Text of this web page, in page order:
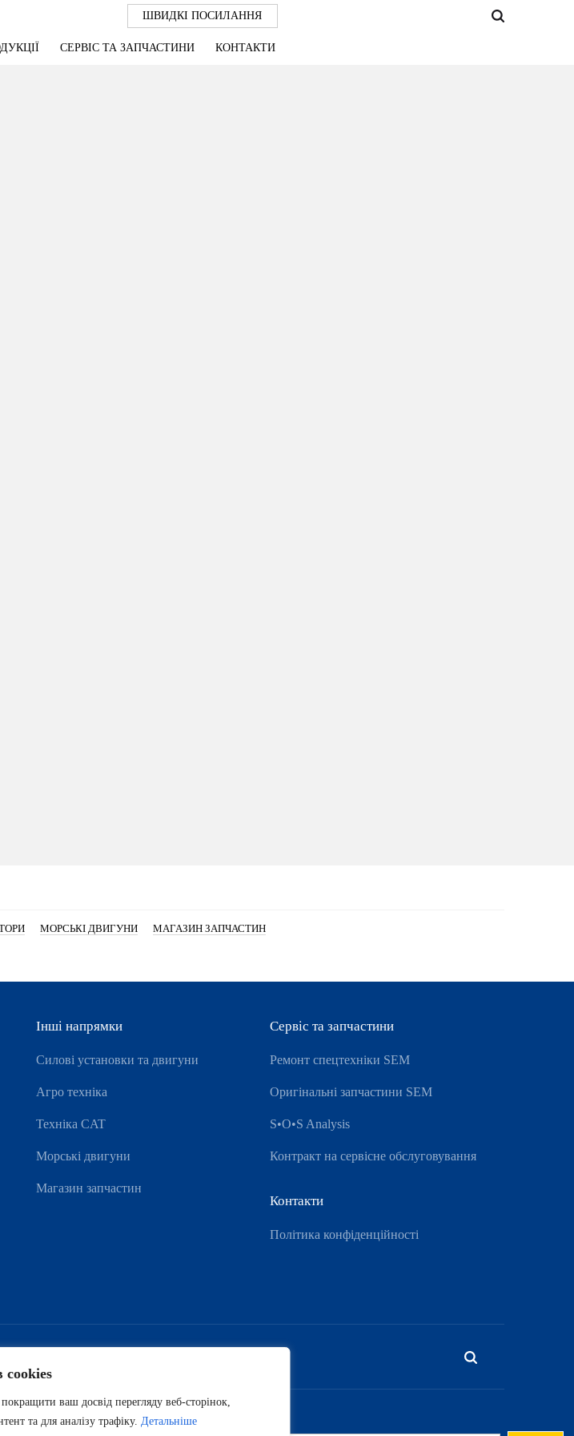
cookies
ваш досвід перегляду веб-сторінок,
та для аналізу трафіку. Детальніше
СЕРВІС ТА ЗАПЧАСТИНИ КОНТАКТИ
ШВИДКІ ПОСИЛАННЯ
МОРСЬКІ ДВИГУНИ МАГАЗИН ЗАПЧАСТИН
Інші напрямки
Силові установки та двигуни
Агро техніка
Техніка CAT
Морські двигуни
Магазин запчастин
Сервіс та запчастини
Ремонт спецтехніки SEM
Оригінальні запчастини SEM
S•O•S Analysis
Контракт на сервісне обслуговування
Контакти
Політика конфіденційності